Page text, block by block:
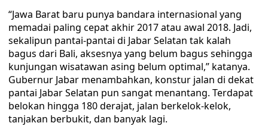
“Jawa Barat baru punya bandara internasional yang
memadai paling cepat akhir 2017 atau awal 2018. Jadi,
sekalipun pantai-pantai di Jabar Selatan tak kalah
bagus dari Bali, aksesnya yang belum bagus sehingga
kunjungan wisatawan asing belum optimal,” katanya.
Gubernur Jabar menambahkan, konstur jalan di dekat
pantai Jabar Selatan pun sangat menantang. Terdapat
belokan hingga 180 derajat, jalan berkelok-kelok,
tanjakan berbukit, dan banyak lagi.